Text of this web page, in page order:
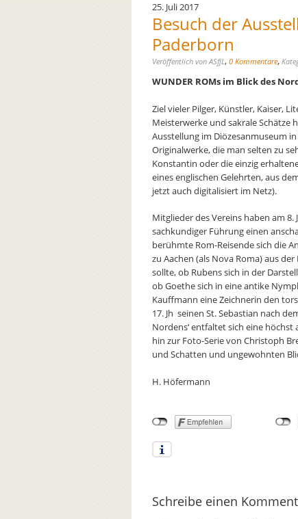
25. Juli 2017
Besuch der
Paderborn
Veröffentlich von ASfjL, 0 Kommentare,
WUNDER ROMs im Blick des
Ziel vieler Pilger, Künstler, Kaiser,
Meisterwerke und sakrale Schätze
Ausstellung im Diözesanmuseum
Originalwerke, die man selten zu
Konstantin oder die einzig
eines englischen Gelehrten, aus
jetzt auch digitalisiert im Netz).
Mitglieder des Vereins haben am
sachkundiger Führung einen
berühmte Rom-Reisende sich die
zu Aachen (als Nova Roma) aus
sollte, ob Rubens sich in der
ob Goethe sich in eine antike
Kauffmann eine Zeichnerin den
17. Jh seinen St. Sebastian nach
Nordens‘ entfaltet sich eine
hin zur Foto-Serie von Christoph
und Schatten und ungewohnten
H. Höfermann
Schreibe einen